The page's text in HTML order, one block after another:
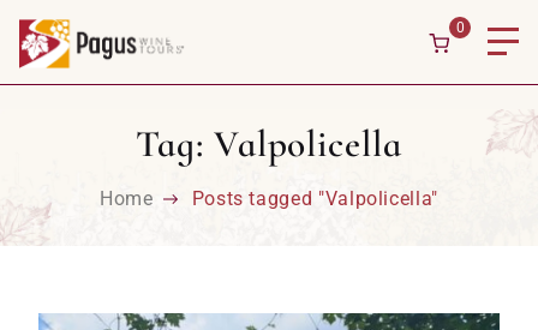
Skip to content
0
Tag: Valpolicella
Home Posts tagged "Valpolicella"